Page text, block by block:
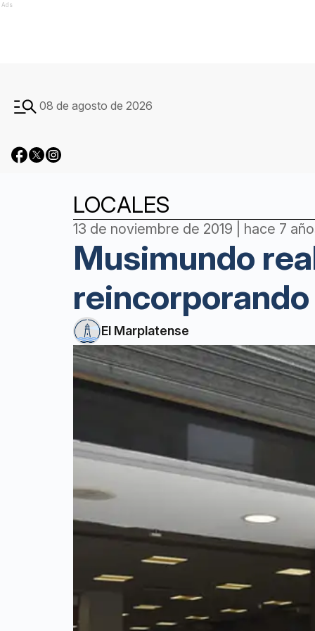
Ads
08 de agosto de 2026
LOCALES
13 de noviembre de 2019 | hace 7
Musimundo
El Marplatense